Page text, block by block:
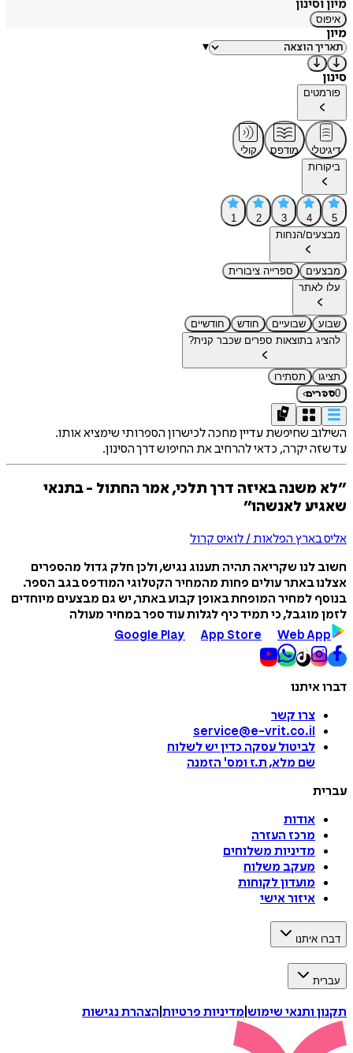
מיון וסינון
איפוס
מיון
▾
סינון
פורמטים
דיגיטלי מודפס
קולי
ביקורות
5
4
3
2
1
מבצעים/הנחות
מבצעים
ספרייה ציבורית
עלו לאתר
שבוע שבועיים חודש
חודשיים
להציג בתוצאות ספרים שכבר קנית?
תציגו
תסתירו
0ספרים›
השילוב שחיפשת עדיין מחכה לכישרון הספרותי שימציא אותו.
עד שזה יקרה, כדאי להרחיב את החיפוש דרך הסינון.
״לא משנה באיזה דרך תלכי, אמר החתול - בתנאי
שאגיע לאנשהו״
אליס בארץ הפלאות / לואיס קרול
חשוב לנו שקריאה תהיה תענוג נגיש, ולכן חלק גדול מהספרים
אצלנו באתר עולים פחות מהמחיר הקטלוגי המודפס בגב הספר.
בנוסף למחיר המופחת באופן קבוע באתר, יש גם מבצעים מיוחדים
לזמן מוגבל, כי תמיד כיף לגלות עוד ספר במחיר מעולה
Google Play
App Store Web App
דברו איתנו
צרו קשר
service@e-vrit.co.il
לביטול עסקה כדין יש לשלוח
שם מלא, ת.ז ומס' הזמנה
עברית
אודות
מרכז העזרה
מדיניות משלוחים
מעקב משלוח
מועדון לקוחות
איזור אישי
דברו איתנו
עברית
תקנון ותנאי שימוש מדיניות פרטיות הצהרת נגישות